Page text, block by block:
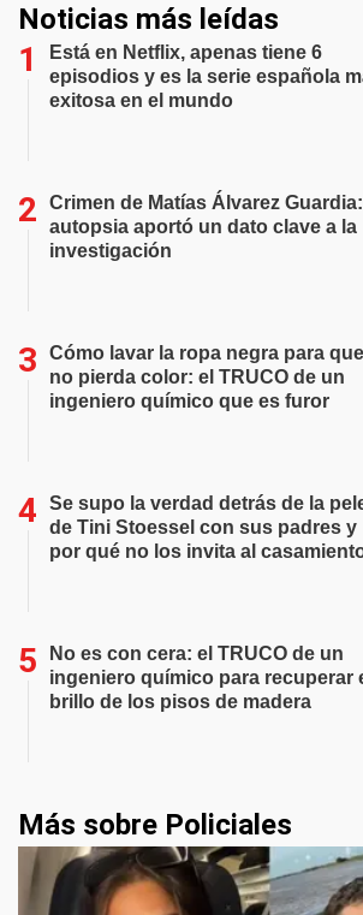
Noticias más leídas
Está en Netflix, apenas tiene 6
episodios y es la serie española
exitosa en el mundo
Crimen de Matías Álvarez
autopsia aportó un dato clave a la
investigación
Cómo lavar la ropa negra para que
no pierda color: el TRUCO de un
ingeniero químico que es furor
Se supo la verdad detrás de la
de Tini Stoessel con sus padres y
por qué no los invita al
No es con cera: el TRUCO de un
ingeniero químico para recuperar
brillo de los pisos de madera
Más sobre Policiales